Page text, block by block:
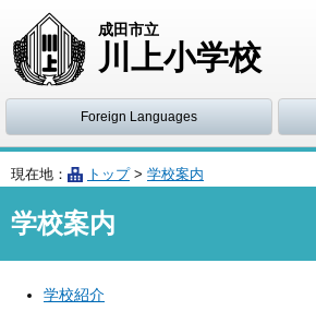
成田市立
川上小学校
Foreign Languages
現在地： トップ> 学校案内
学校案内
学校紹介